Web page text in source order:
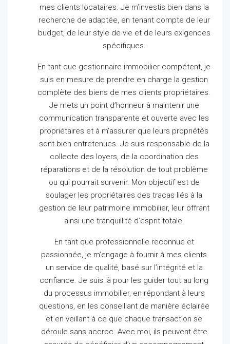
mes clients locataires. Je m’investis bien dans la
recherche de adaptée, en tenant compte de leur
budget, de leur style de vie et de leurs exigences
spécifiques.
En tant que gestionnaire immobilier compétent, je
suis en mesure de prendre en charge la gestion
complète des biens de mes clients propriétaires.
Je mets un point d’honneur à maintenir une
communication transparente et ouverte avec les
propriétaires et à m’assurer que leurs propriétés
sont bien entretenues. Je suis responsable de la
collecte des loyers, de la coordination des
réparations et de la résolution de tout problème
ou qui pourrait survenir. Mon objectif est de
soulager les propriétaires des tracas liés à la
gestion de leur patrimoine immobilier, leur offrant
ainsi une tranquillité d’esprit totale.
En tant que professionnelle reconnue et
passionnée, je m’engage à fournir à mes clients
un service de qualité, basé sur l’intégrité et la
confiance.Je suis là pour les guider tout au long
du processus immobilier, en répondant à leurs
questions, en les conseillant de manière éclairée
et en veillant à ce que chaque transaction se
déroule sans accroc. Avec moi, ils peuvent être